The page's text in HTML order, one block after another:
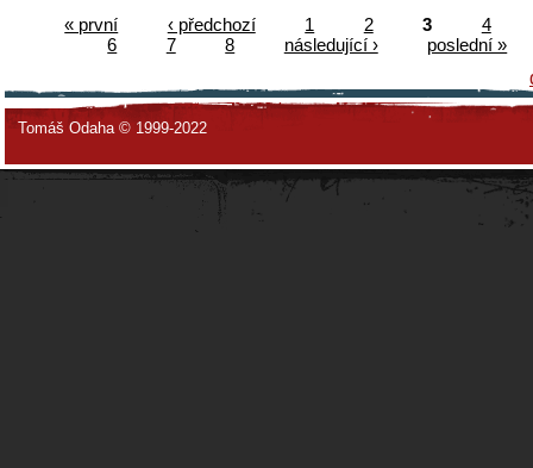
« první ‹ předchozí 1 2 3
4
6
7 8 následující ›
poslední »
Tomáš Odaha © 1999-2022